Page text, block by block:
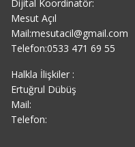
Dijital Koordinatör:
Mesut Açıl
Mail:mesutacil@gmail.com
Telefon:0533 471 69 55
Halkla İlişkiler :
Ertuğrul Dübüş
Mail:
Telefon: